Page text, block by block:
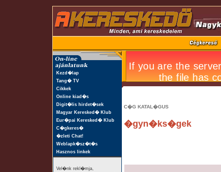
Kezd�lap
Tang� TV
Cikkek
Online kiad�s
Digit�lis hirdet�sek
Magyar Keresked� Klub
Eur�pai Keresked� Klub
C�gkeres�
�zleti Chat!
Weblapk�sz�t�s
Hasznos linkek
Vel�nk rekl�mja,
C�G KATAL�GUS
�gyn�ks�gek